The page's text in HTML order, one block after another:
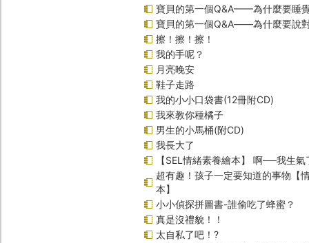
寶貝的第一個Q&A——為什麼要睡
寶貝的第一個Q&A――為什麼要說
擦！擦！擦！
我的手呢？
月亮晚安
鞋子走路
我的小小口袋書(12冊附CD)
我來教你種橘子
男生的小馬桶(附CD)
我長大了
【SEL情緒素養繪本】 啊──我生
超有趣！孩子一定要知道的事物【
本】
小小偵探拼圖書-誰偷吃了蜂蜜？
真是沒禮貌！！
太自私了吧！?